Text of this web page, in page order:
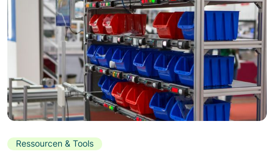
Ressourcen & Tools